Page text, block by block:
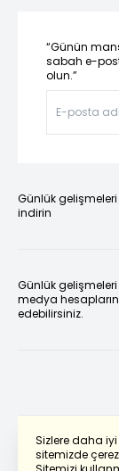
Sizlere daha
sitemizde
“Günün
sabah e-
olun.”
Günlük
indirin
Günlük
medya
edebilirsiniz.